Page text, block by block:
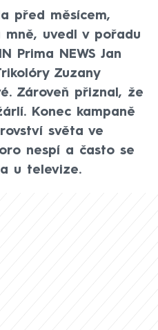
před měsícem,
mně, uvedl v pořadu
Prima NEWS Jan
Zuzany
Zároveň přiznal, že
Konec kampaně
světa ve
nespí a často se
u televize.